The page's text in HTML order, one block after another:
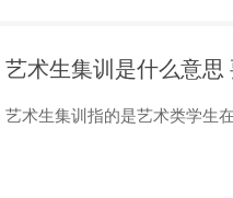
艺术生集训是什么意思
艺术生集训指的是艺术类学生